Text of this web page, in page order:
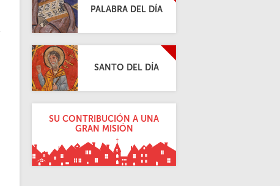
PALABRA DEL DÍA
SANTO DEL DÍA
SU CONTRIBUCIÓN A UNA
GRAN MISIÓN